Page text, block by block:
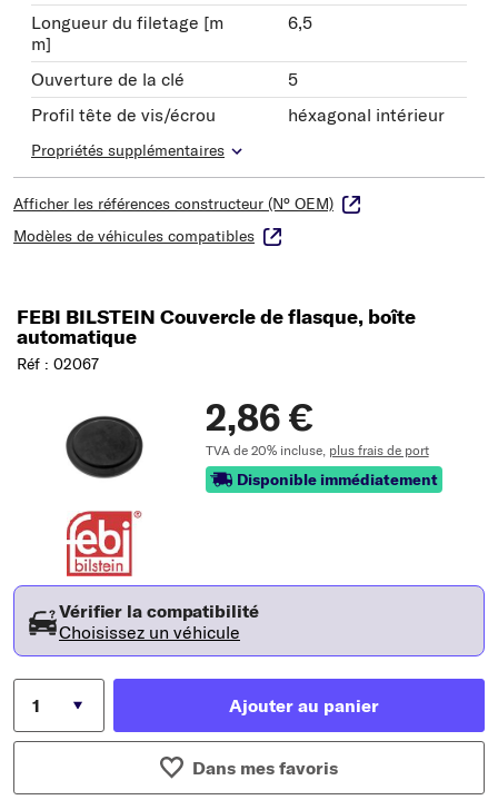
Longueur du filetage [m
m]
6,5
Ouverture de la clé
5
Profil tête de vis/écrou
héxagonal intérieur
Propriétés supplémentaires
Afficher les références constructeur (N° OEM)
Modèles de véhicules compatibles
FEBI BILSTEIN Couvercle de flasque, boîte
automatique
Réf : 02067
2,86 €
TVA de 20% incluse, plus frais de port
Disponible immédiatement
Vérifier la compatibilité
Choisissez un véhicule
Ajouter au panier
Dans mes favoris